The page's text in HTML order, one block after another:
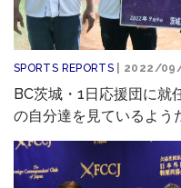
SPORTS REPORTS | 2022/
BC茨城・1日応援団に就
の自分達を見ているよう